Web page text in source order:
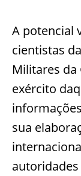
A potencial
cientistas
Militares da
exército
sua